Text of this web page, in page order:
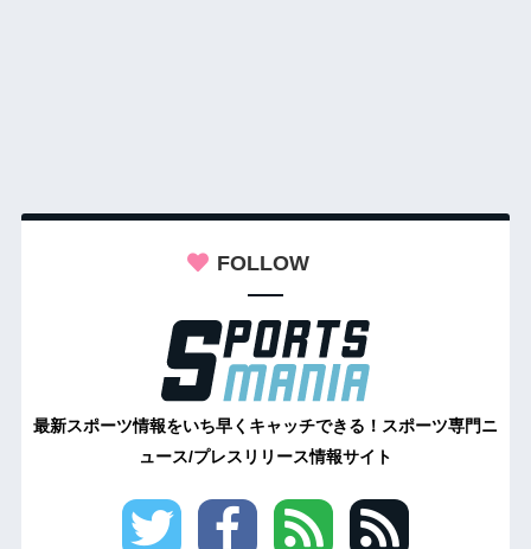
FOLLOW
最新スポーツ情報をいち早くキャッチできる！スポーツ専門ニ
ュース/プレスリリース情報サイト